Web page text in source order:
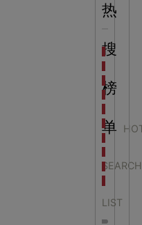
热
搜
榜
单
SEARCH
LIST
科学梦
科学
科学梦
科学
科学梦
科学
科学
科学梦